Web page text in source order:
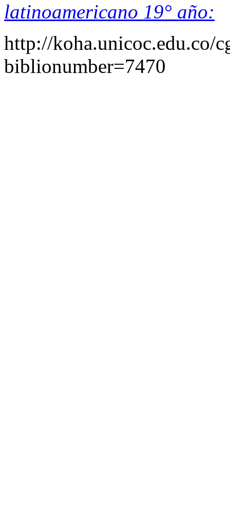
latinoamericano 19° año:
http://koha.unicoc.edu.co/
biblionumber=7470